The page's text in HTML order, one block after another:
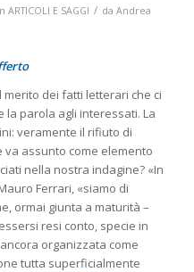
ARTICOLI E SAGGI / da Andrea
dei fatti letterari che ci
parola agli interessati. La
veramente il rifiuto di
va assunto come elemento
nella nostra indagine? «In
Ferrari, «siamo di
ormai giunta a maturità –
resi conto, specie in
organizzata come
tutta superficialmente